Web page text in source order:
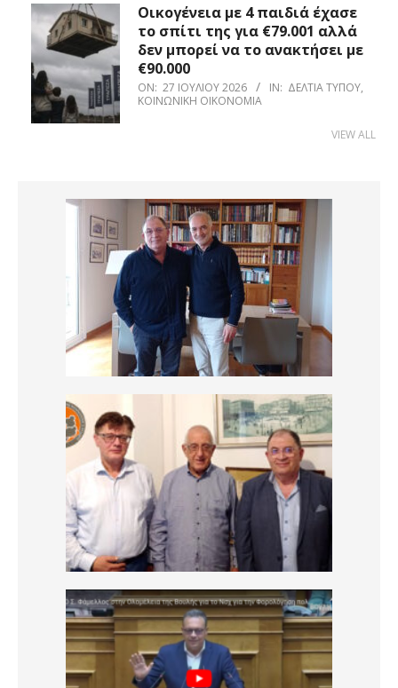
Οικογένεια με 4 παιδιά έχασε
το σπίτι της για €79.001 αλλά
δεν μπορεί να το ανακτήσει με
€90.000
ON: 27 ΙΟΥΛΊΟΥ 2026 IN: ΔΕΛΤΊΑ ΤΎΠΟΥ,
ΚΟΙΝΩΝΙΚΉ ΟΙΚΟΝΟΜΊΑ
VIEW ALL